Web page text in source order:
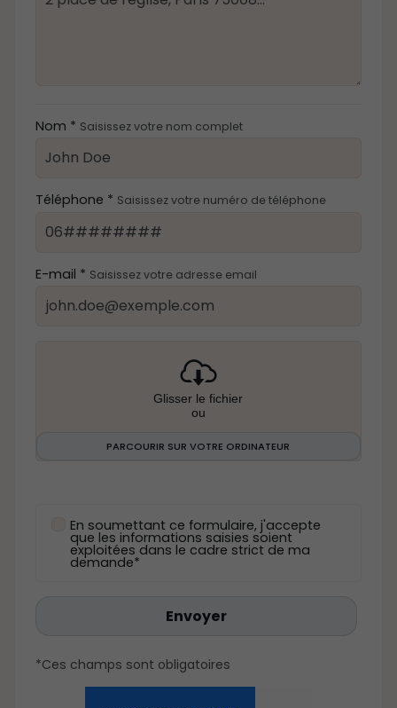
Nom * Saisissez votre nom complet
Téléphone * Saisissez votre numéro de téléphone
E-mail * Saisissez votre adresse email
Glisser le fichier
ou
PARCOURIR SUR VOTRE ORDINATEUR
En soumettant ce formulaire, j'accepte
que les informations saisies soient
exploitées dans le cadre strict de ma
demande*
Envoyer
*Ces champs sont obligatoires